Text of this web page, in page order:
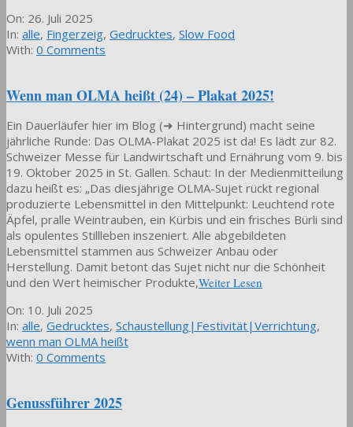
2025-
07-
26
On: 26. Juli 2025
In: alle, Fingerzeig, Gedrucktes, Slow Food
With: 0 Comments
Wenn man OLMA heißt (24) – Plakat 2025!
Ein Dauerläufer hier im Blog (➜ Hintergrund) macht seine
jährliche Runde: Das OLMA-Plakat 2025 ist da! Es lädt zur 82.
Schweizer Messe für Landwirtschaft und Ernährung vom 9. bis
19. Oktober 2025 in St. Gallen. Schaut: In der Medienmitteilung
dazu heißt es: „Das diesjährige OLMA-Sujet rückt regional
produzierte Lebensmittel in den Mittelpunkt: Leuchtend rote
Äpfel, pralle Weintrauben, ein Kürbis und ein frisches Bürli sind
als opulentes Stillleben inszeniert. Alle abgebildeten
Lebensmittel stammen aus Schweizer Anbau oder
Herstellung. Damit betont das Sujet nicht nur die Schönheit
und den Wert heimischer Produkte,Weiter Lesen
2025-
07-
10
On: 10. Juli 2025
In: alle, Gedrucktes, Schaustellung|Festivität|Verrichtung,
wenn man OLMA heißt
With: 0 Comments
Genussführer 2025